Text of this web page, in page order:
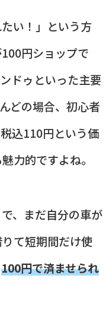
い！」という方
円ショップで
ドゥといった主要
どの場合、初心者
込110円という価
力的ですよね。
、まだ自分の車が
て短期間だけ使
100円で済ませられ